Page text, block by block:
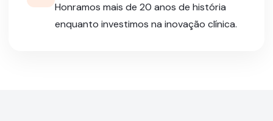
Honramos mais de 20 anos de história
enquanto investimos na inovação clínica.